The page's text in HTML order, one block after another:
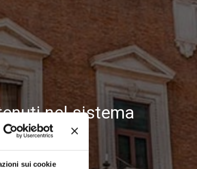
sui cookie
nel sistema